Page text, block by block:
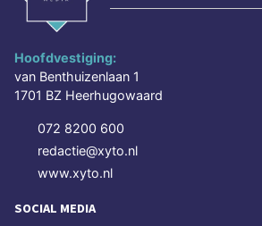
Hoofdvestiging:
van Benthuizenlaan 1
1701 BZ Heerhugowaard
072 8200 600
redactie@xyto.nl
www.xyto.nl
SOCIAL MEDIA